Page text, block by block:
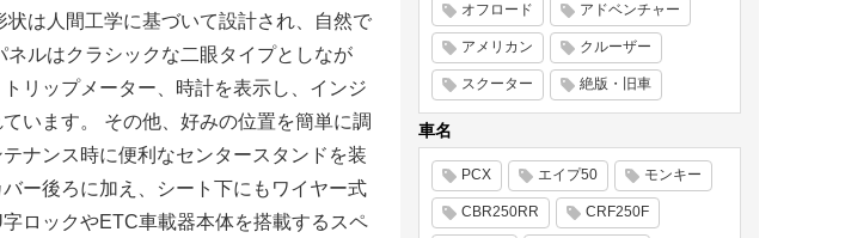
は人間工学に基づいて設計され、自然で
ルはクラシックな二眼タイプとしなが
リップメーター、時計を表示し、インジ
います。 その他、好みの位置を簡単に調
ナンス時に便利なセンタースタンドを装
ー後ろに加え、シート下にもワイヤー式
ロックやETC車載器本体を搭載するスペ
オフロード アドベンチャー
アメリカン クルーザー
スクーター 絶版・旧車
車名
PCX エイプ50 モンキー
CBR250RR CRF250F